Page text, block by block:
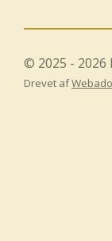
© 2025 - 2026
Drevet af